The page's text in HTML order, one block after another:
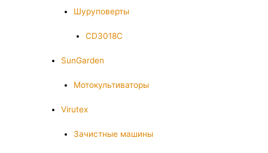
Шуруповерты
CD3018C
SunGarden
Мотокультиваторы
Virutex
Зачистные машины